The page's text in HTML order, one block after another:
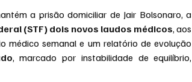
a prisão domiciliar de Jair Bolsonaro, a
(STF) dois novos laudos médicos, aos
médico semanal e um relatório de evolução
, marcado por instabilidade de equilíbrio,